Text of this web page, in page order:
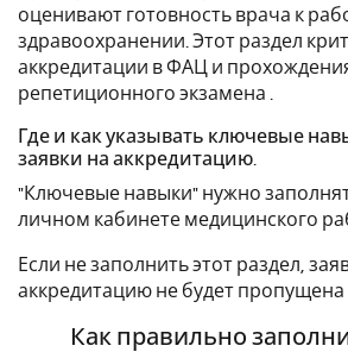
оценивают готовность врача к
здравоохранении. Этот раздел
аккредитации в ФАЦ и
репетиционного экзамена .
Где и как указывать ключевые
заявки на аккредитацию.
"Ключевые навыки" нужно
личном кабинете медицинского
Если не заполнить этот раздел,
аккредитацию не будет пропущена
Как правильно